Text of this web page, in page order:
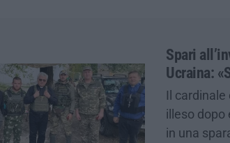
Spari
Ucraina:
Il
illeso dopo
in una